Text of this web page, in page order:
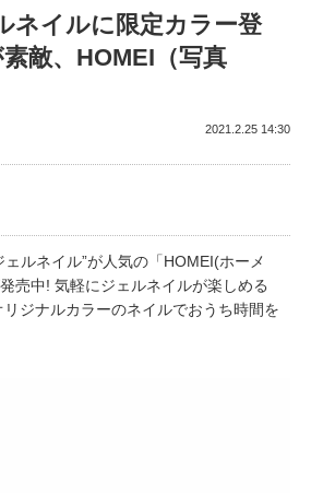
ネイルに限定カラー登
敵、HOMEI（写真
2021.2.25 14:30
ルネイル”が人気の「HOMEI(ホーメ
売中! 気軽にジェルネイルが楽しめる
ジナルカラーのネイルでおうち時間を